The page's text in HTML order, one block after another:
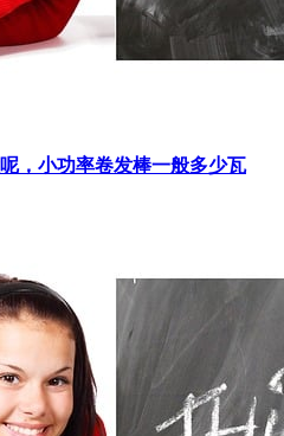
，小功率卷发棒一般多少瓦